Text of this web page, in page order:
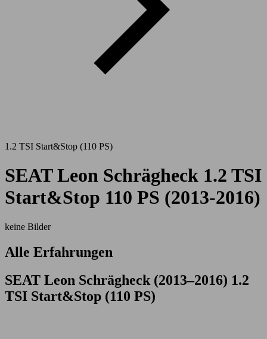
1.2 TSI Start&Stop (110 PS)
SEAT Leon Schrägheck 1.2 TSI
Start&Stop 110 PS (2013-2016)
keine Bilder
Alle Erfahrungen
SEAT Leon Schrägheck (2013–2016) 1.2
TSI Start&Stop (110 PS)